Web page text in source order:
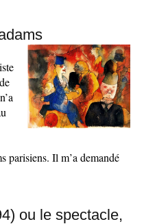
parisiens. Il m’a demandé
ou le spectacle,